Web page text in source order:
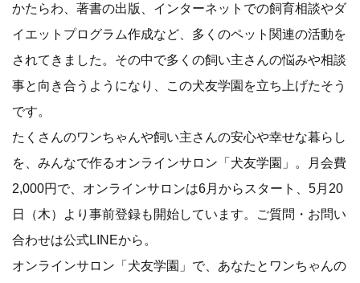
かたらわ、著書の出版、インターネットでの飼育相談やダ
イエットプログラム作成など、多くのペット関連の活動を
されてきました。その中で多くの飼い主さんの悩みや相談
事と向き合うようになり、この犬友学園を立ち上げたそう
です。
たくさんのワンちゃんや飼い主さんの安心や幸せな暮らし
を、みんなで作るオンラインサロン「犬友学園」。月会費
2,000円で、オンラインサロンは6月からスタート、5月20
日（木）より事前登録も開始しています。ご質問・お問い
合わせは公式LINEから。
オンラインサロン「犬友学園」で、あなたとワンちゃんの